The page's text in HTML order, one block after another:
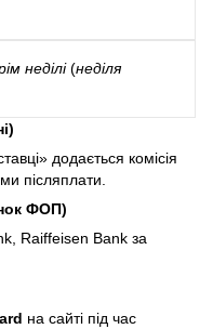
неділі(неділя
додається комісія
післяплати.
ФОП)
Raiffeisen Bank за
на сайті під час